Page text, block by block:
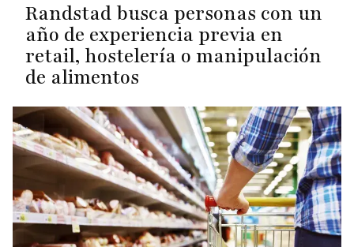
Randstad busca personas con un
año de experiencia previa en
retail, hostelería o manipulación
de alimentos